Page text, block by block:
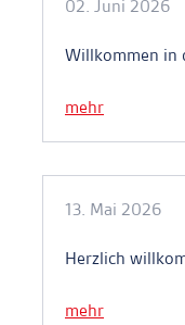
02. Juni 2026
Willkommen in
mehr
13. Mai 2026
Herzlich
mehr